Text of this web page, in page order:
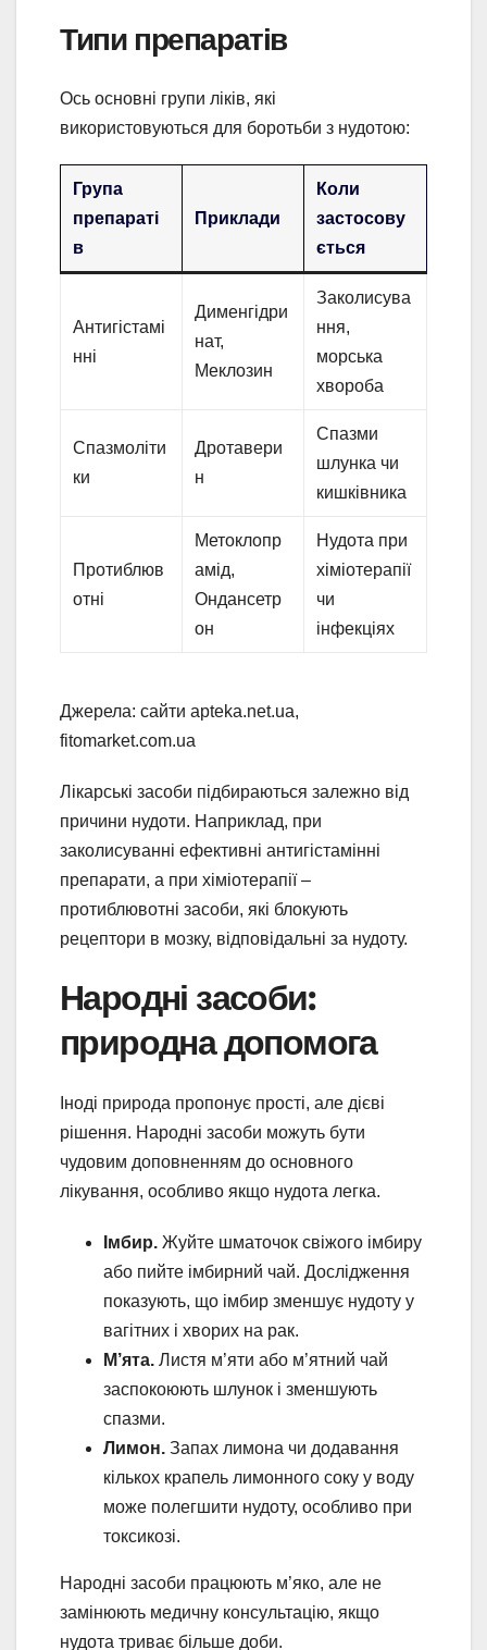
Типи препаратів
Ось основні групи ліків, які
використовуються для боротьби з нудотою:
Група
препараті
в
Приклади
Коли
застосову
ється
Антигістамі
нні
Дименгідри
нат,
Меклозин
Заколисува
ння,
морська
хвороба
Спазмоліти
ки
Дротавери
н
Спазми
шлунка чи
кишківника
Протиблюв
отні
Метоклопр
амід,
Ондансетр
он
Нудота при
хіміотерапії
чи
інфекціях
Джерела: сайти apteka.net.ua,
fitomarket.com.ua
Лікарські засоби підбираються залежно від
причини нудоти. Наприклад, при
заколисуванні ефективні антигістамінні
препарати, а при хіміотерапії –
протиблювотні засоби, які блокують
рецептори в мозку, відповідальні за нудоту.
Народні засоби:
природна допомога
Іноді природа пропонує прості, але дієві
рішення. Народні засоби можуть бути
чудовим доповненням до основного
лікування, особливо якщо нудота легка.
Імбир. Жуйте шматочок свіжого імбиру
або пийте імбирний чай. Дослідження
показують, що імбир зменшує нудоту у
вагітних і хворих на рак.
М’ята. Листя м’яти або м’ятний чай
заспокоюють шлунок і зменшують
спазми.
Лимон. Запах лимона чи додавання
кількох крапель лимонного соку у воду
може полегшити нудоту, особливо при
токсикозі.
Народні засоби працюють м’яко, але не
замінюють медичну консультацію, якщо
нудота триває більше доби.